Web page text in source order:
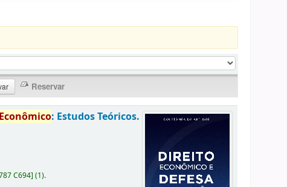
Econômico: Estudos Teóricos.
C694](1).